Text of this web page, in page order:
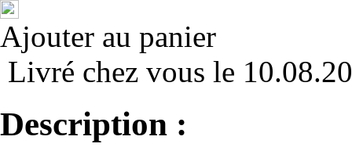
Ajouter au panier
Livré chez vous le
Description :